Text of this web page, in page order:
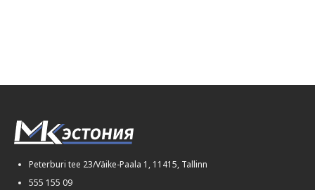
Peterburi tee 23/Väike-Paala 1, 11415, Tallinn
555 155 09